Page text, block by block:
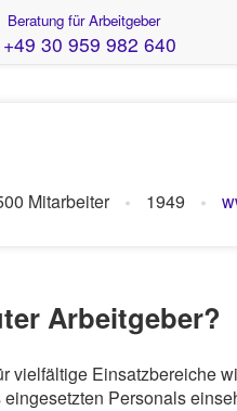
Beratung für Arbeitgeber
+49 30 959 982 640
Mitarbeiter 1949
Arbeitgeber?
vielfältige Einsatzbereiche
Personals